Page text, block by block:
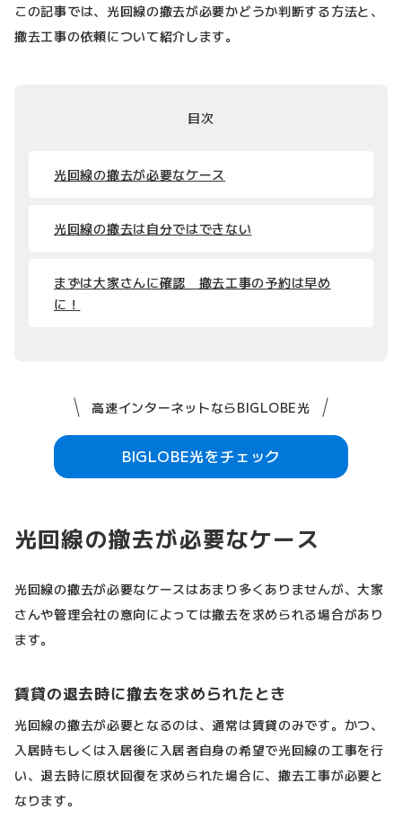
この記事では、光回線の撤去が必要かどうか判断する方法と、
撤去工事の依頼について紹介します。
目次
光回線の撤去が必要なケース
光回線の撤去は自分ではできない
まずは大家さんに確認 撤去工事の予約は早め
に！
高速インターネットならBIGLOBE光
BIGLOBE光をチェック
光回線の撤去が必要なケース
光回線の撤去が必要なケースはあまり多くありませんが、大家
さんや管理会社の意向によっては撤去を求められる場合があり
ます。
賃貸の退去時に撤去を求められたとき
光回線の撤去が必要となるのは、通常は賃貸のみです。かつ、
入居時もしくは入居後に入居者自身の希望で光回線の工事を行
い、退去時に原状回復を求められた場合に、撤去工事が必要と
なります。